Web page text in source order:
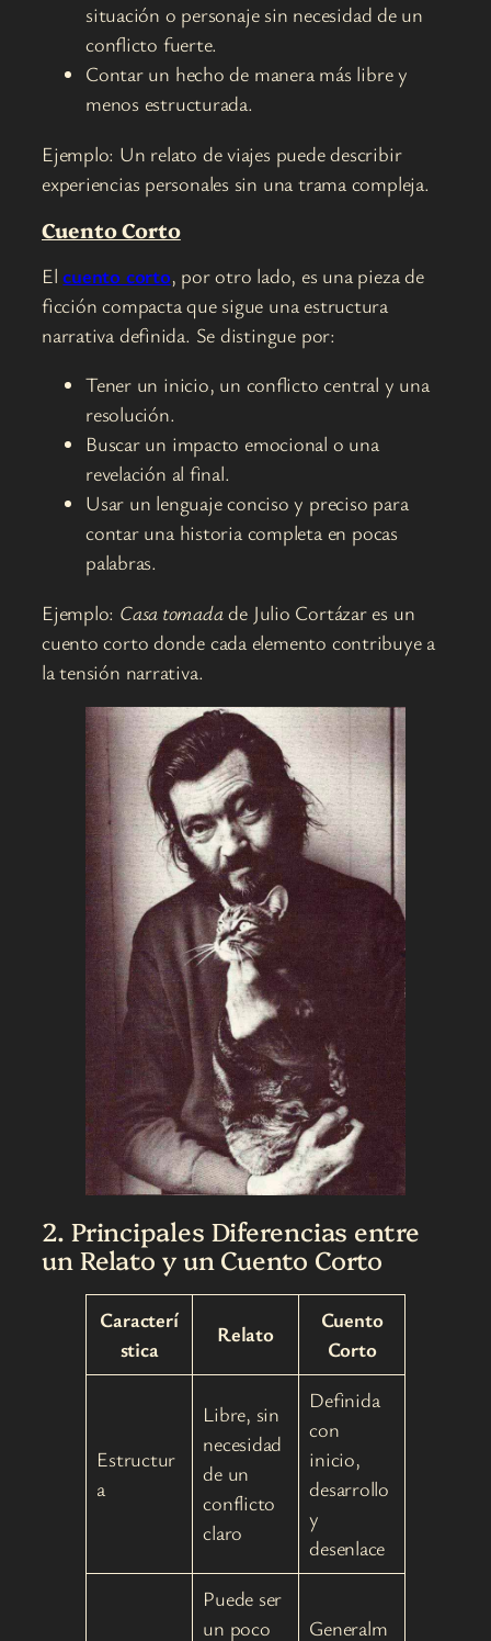
situación o personaje sin necesidad de un
conflicto fuerte.
Contar un hecho de manera más libre y
menos estructurada.
Ejemplo: Un relato de viajes puede describir
experiencias personales sin una trama compleja.
Cuento Corto
Elcuento corto, por otro lado, es una pieza de
ficción compacta que sigue una estructura
narrativa definida. Se distingue por:
Tener un inicio, un conflicto central y una
resolución.
Buscar un impacto emocional o una
revelación al final.
Usar un lenguaje conciso y preciso para
contar una historia completa en pocas
palabras.
Ejemplo: Casa tomadade Julio Cortázar es un
cuento corto donde cada elemento contribuye a
la tensión narrativa.
2. Principales Diferencias entre
un Relato y un Cuento Corto
Caracterí
stica
Relato
Cuento
Corto
Estructur
a
Libre, sin
necesidad
de un
conflicto
claro
Definida
con
inicio,
desarrollo
y
desenlace
Puede ser
un poco
Generalm